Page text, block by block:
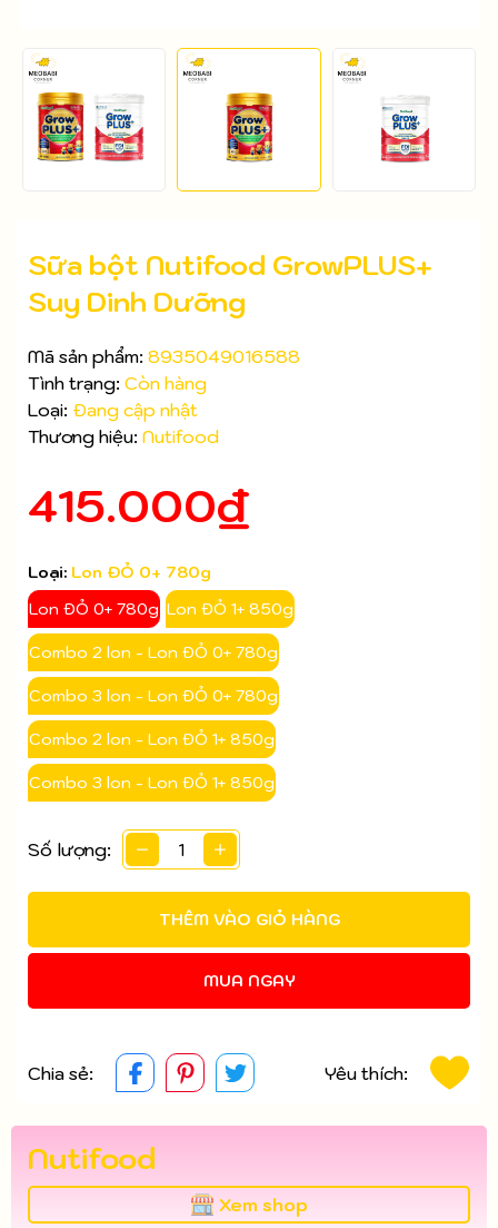
Sữa bột Nutifood GrowPLUS+
Suy Dinh Dưỡng
Mã sản phẩm: 8935049016588
Tình trạng: Còn hàng
Loại: Đang cập nhật
Thương hiệu: Nutifood
415.000₫
Loại: Lon ĐỎ 0+ 780g
Lon ĐỎ 0+ 780g Lon ĐỎ 1+ 850g
Combo 2 lon - Lon ĐỎ 0+ 780g
Combo 3 lon - Lon ĐỎ 0+ 780g
Combo 2 lon - Lon ĐỎ 1+ 850g
Combo 3 lon - Lon ĐỎ 1+ 850g
Số lượng:
THÊM VÀO GIỎ HÀNG
MUA NGAY
Mã giảm giá:
Ngày hết hạn:
Điều kiện:
Chia sẻ: Yêu thích:
Nutifood
Xem shop